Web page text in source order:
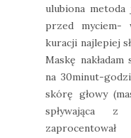
ulubiona
przed myciem-
kuracji najlepiej
Maskę
na 30minut-
skórę głowy
spływająca